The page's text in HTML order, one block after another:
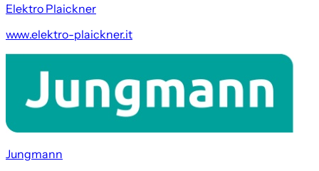
Elektro Plaickner
www.elektro-plaickner.it
Jungmann